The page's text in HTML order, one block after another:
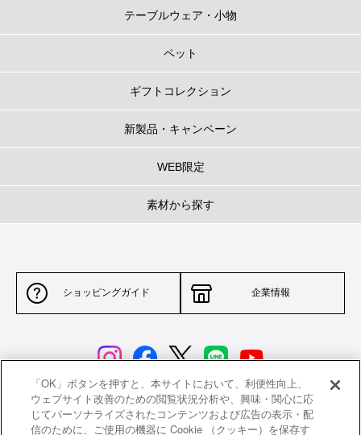
テーブルウェア・小物
ペット
ギフトコレクション
新製品・キャンペーン
WEB限定
素材から探す
ショッピングガイド 企業情報
サイトポリシー 特定商取引法に基づく表示
「OK」ボタンを押すと、本サイトにおいて、利便性向上、
ウェブサイト改善のための閲覧状況分析や、興味・関心に応
じてパーソナライズされたコンテンツおよび広告の表示・配
信のために、ご使用の機器に Cookie （クッキー）を保存す